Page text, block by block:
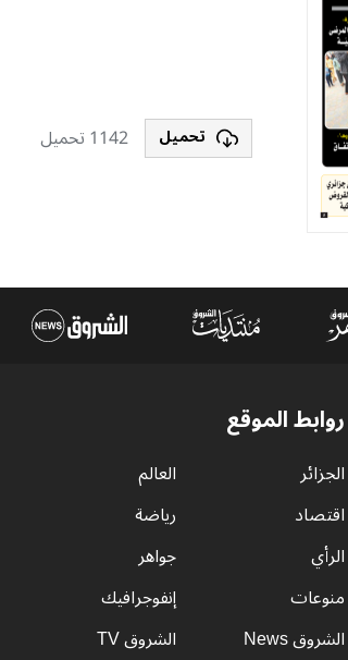
تحميل 1142 تحميل
روابط الموقع
الجزائر
العالم
اقتصاد
رياضة
الرأي
جواهر
منوعات
إنفوجرافيك
الشروق News
الشروق TV